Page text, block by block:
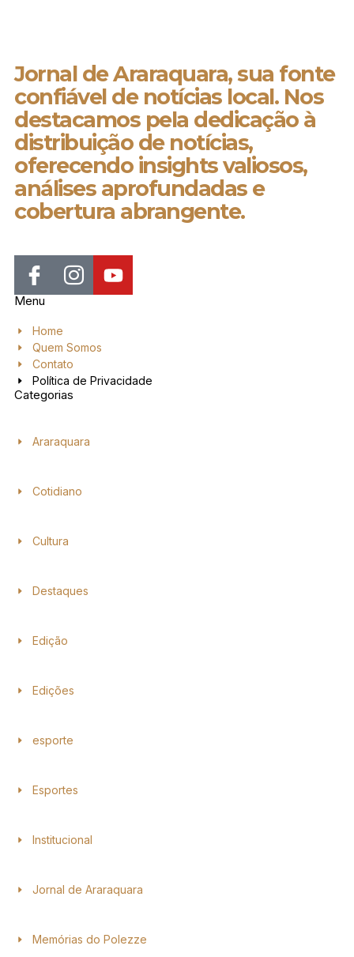
Jornal de Araraquara, sua fonte
confiável de notícias local. Nos
destacamos pela dedicação à
distribuição de notícias,
oferecendo insights valiosos,
análises aprofundadas e
cobertura abrangente.
Menu
Home
Quem Somos
Contato
Política de Privacidade
Categorias
Araraquara
Cotidiano
Cultura
Destaques
Edição
Edições
esporte
Esportes
Institucional
Jornal de Araraquara
Memórias do Polezze